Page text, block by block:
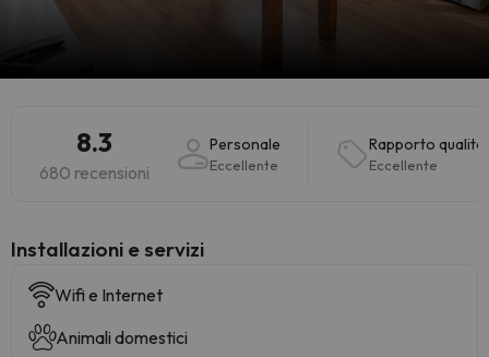
8.3
680 recensioni
Personale
Eccellente
Rapporto
Eccellente
Installazioni e servizi
Wifi e Internet
Animali domestici